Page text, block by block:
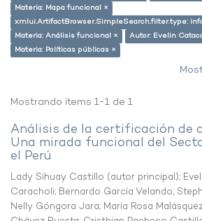
Materia: Mapa funcional ×
xmlui.ArtifactBrowser.SimpleSearch.filter.type:
Materia: Análisis funcional ×
Autor: Evelin
Materia: Políticas públicas ×
Mostrando ítems 1-1 de 1
Análisis de la certificación de
Una mirada funcional del
el Perú
Lady Sihuay Castillo (autor principal);
Caracholi; Bernardo García Velando;
Nelly Góngora Jara; María Rosa